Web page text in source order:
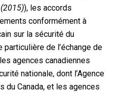
), les accords
conformément à
sur la sécurité du
particulière de l’échange de
agences canadiennes
nationale, dont l’Agence
du Canada, et les agences